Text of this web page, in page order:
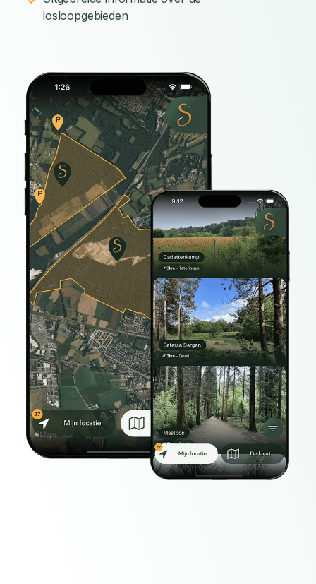
losloopgebieden